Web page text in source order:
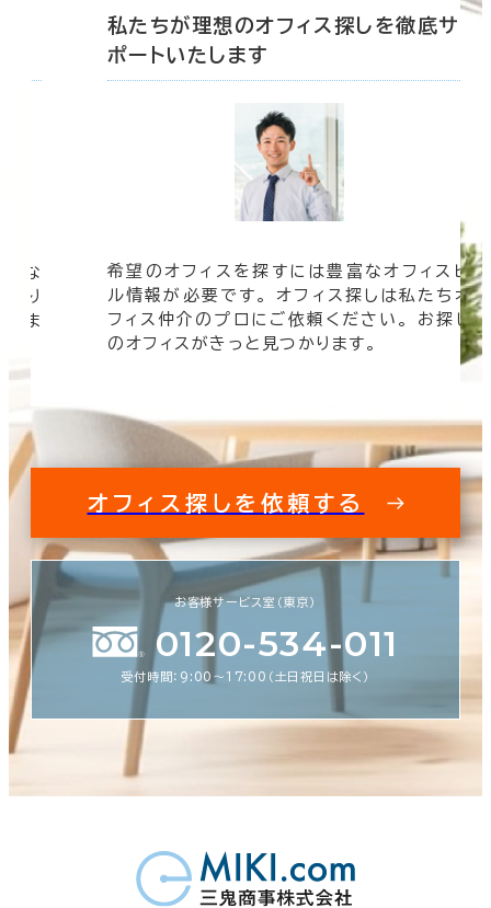
んな
り
しま
私たちが理想のオフィス探しを徹底サ
ポートいたします
希望のオフィスを探すには豊富なオフィスビ
ル情報が必要です。 オフィス探しは私たちオ
フィス仲介のプロにご依頼ください。 お探し
のオフィスがきっと見つかります。
オフィス探しを依頼する
お客様サービス室（東京）
0120-534-011
受付時間：9:00〜17:00（土日祝日は除く）